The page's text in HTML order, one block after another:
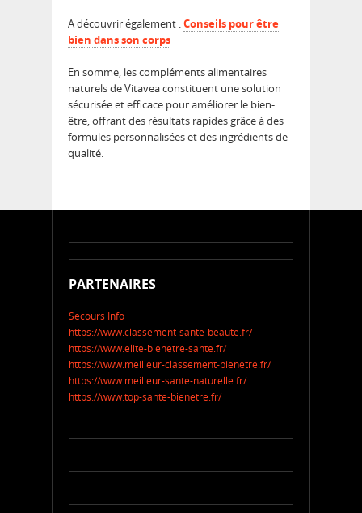
A découvrir également :Conseils pour être
bien dans son corps
En somme, les compléments alimentaires
naturels de Vitavea constituent une solution
sécurisée et efficace pour améliorer le bien-
être, offrant des résultats rapides grâce à des
formules personnalisées et des ingrédients de
qualité.
PARTENAIRES
Secours Info
https://www.classement-sante-beaute.fr/
https://www.elite-bienetre-sante.fr/
https://www.meilleur-classement-bienetre.fr/
https://www.meilleur-sante-naturelle.fr/
https://www.top-sante-bienetre.fr/